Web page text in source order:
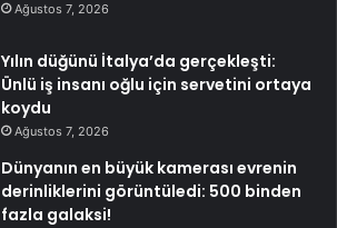
Ağustos 7, 2026
Yılın düğünü İtalya’da gerçekleşti:
Ünlü iş insanı oğlu için servetini ortaya
koydu
Ağustos 7, 2026
Dünyanın en büyük kamerası evrenin
derinliklerini görüntüledi: 500 binden
fazla galaksi!